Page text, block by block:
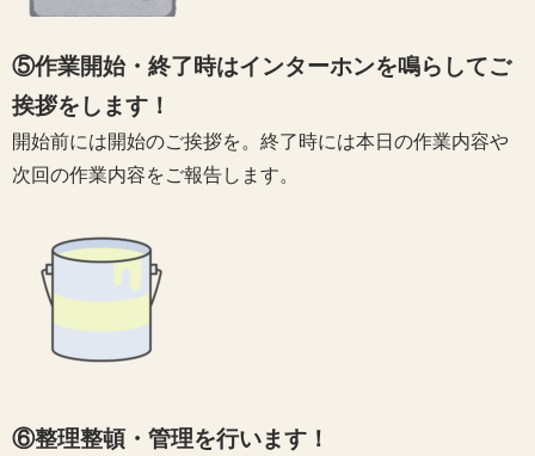
⑤作業開始・終了時はインターホンを鳴らしてご
挨拶をします！
開始前には開始のご挨拶を。終了時には本日の作業内容や
次回の作業内容をご報告します。
⑥整理整頓・管理を行います！